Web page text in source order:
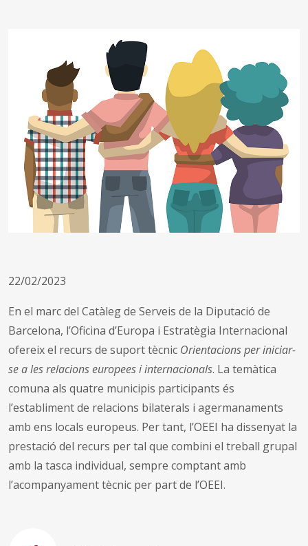
22/02/2023
En el marc del Catàleg de Serveis de la Diputació de
Barcelona, l’Oficina d’Europa i Estratègia Internacional
ofereix el recurs de suport tècnic Orientacions per iniciar-
se a les relacions europees i internacionals. La temàtica
comuna als quatre municipis participants és
l’establiment de relacions bilaterals i agermanaments
amb ens locals europeus. Per tant, l’OEEI ha dissenyat la
prestació del recurs per tal que combini el treball grupal
amb la tasca individual, sempre comptant amb
l’acompanyament tècnic per part de l’OEEI.